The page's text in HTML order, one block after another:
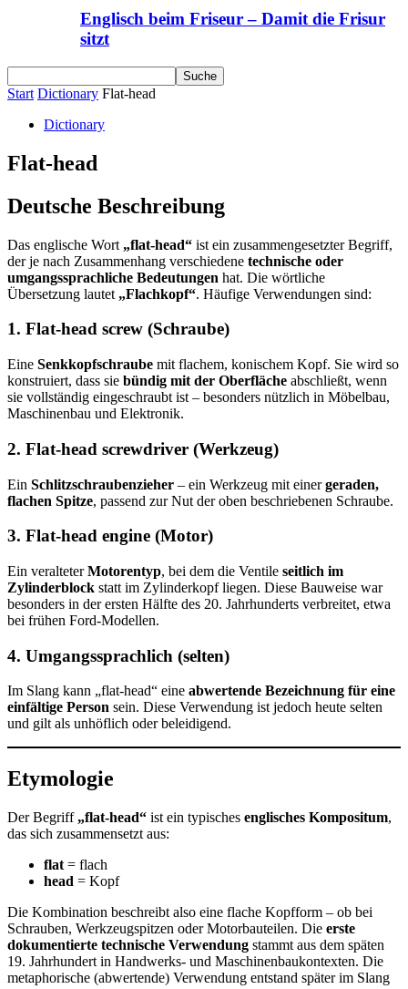
Englisch beim Friseur – Damit die Frisur
sitzt
Start Dictionary Flat-head
Dictionary
Flat-head
Deutsche Beschreibung
Das englische Wort „flat-head“ ist ein zusammengesetzter Begriff,
der je nach Zusammenhang verschiedene technische oder
umgangssprachliche Bedeutungen hat. Die wörtliche
Übersetzung lautet „Flachkopf“. Häufige Verwendungen sind:
1. Flat-head screw (Schraube)
Eine Senkkopfschraube mit flachem, konischem Kopf. Sie wird so
konstruiert, dass sie bündig mit der Oberfläche abschließt, wenn
sie vollständig eingeschraubt ist – besonders nützlich in Möbelbau,
Maschinenbau und Elektronik.
2. Flat-head screwdriver (Werkzeug)
Ein Schlitzschraubenzieher – ein Werkzeug mit einergeraden,
flachen Spitze, passend zur Nut der oben beschriebenen Schraube.
3. Flat-head engine (Motor)
Ein veralteterMotorentyp, bei dem die Ventile seitlich im
Zylinderblock statt im Zylinderkopf liegen. Diese Bauweise war
besonders in der ersten Hälfte des 20. Jahrhunderts verbreitet, etwa
bei frühen Ford-Modellen.
4. Umgangssprachlich (selten)
Im Slang kann „flat-head“ eine abwertende Bezeichnung für eine
einfältige Person sein. Diese Verwendung ist jedoch heute selten
und gilt als unhöflich oder beleidigend.
Etymologie
Der Begriff „flat-head“ ist ein typisches englisches Kompositum,
das sich zusammensetzt aus:
flat = flach
head = Kopf
Die Kombination beschreibt also eine flache Kopfform – ob bei
Schrauben, Werkzeugspitzen oder Motorbauteilen. Die erste
dokumentierte technische Verwendung stammt aus dem späten
19. Jahrhundert in Handwerks- und Maschinenbaukontexten. Die
metaphorische (abwertende) Verwendung entstand später im Slang